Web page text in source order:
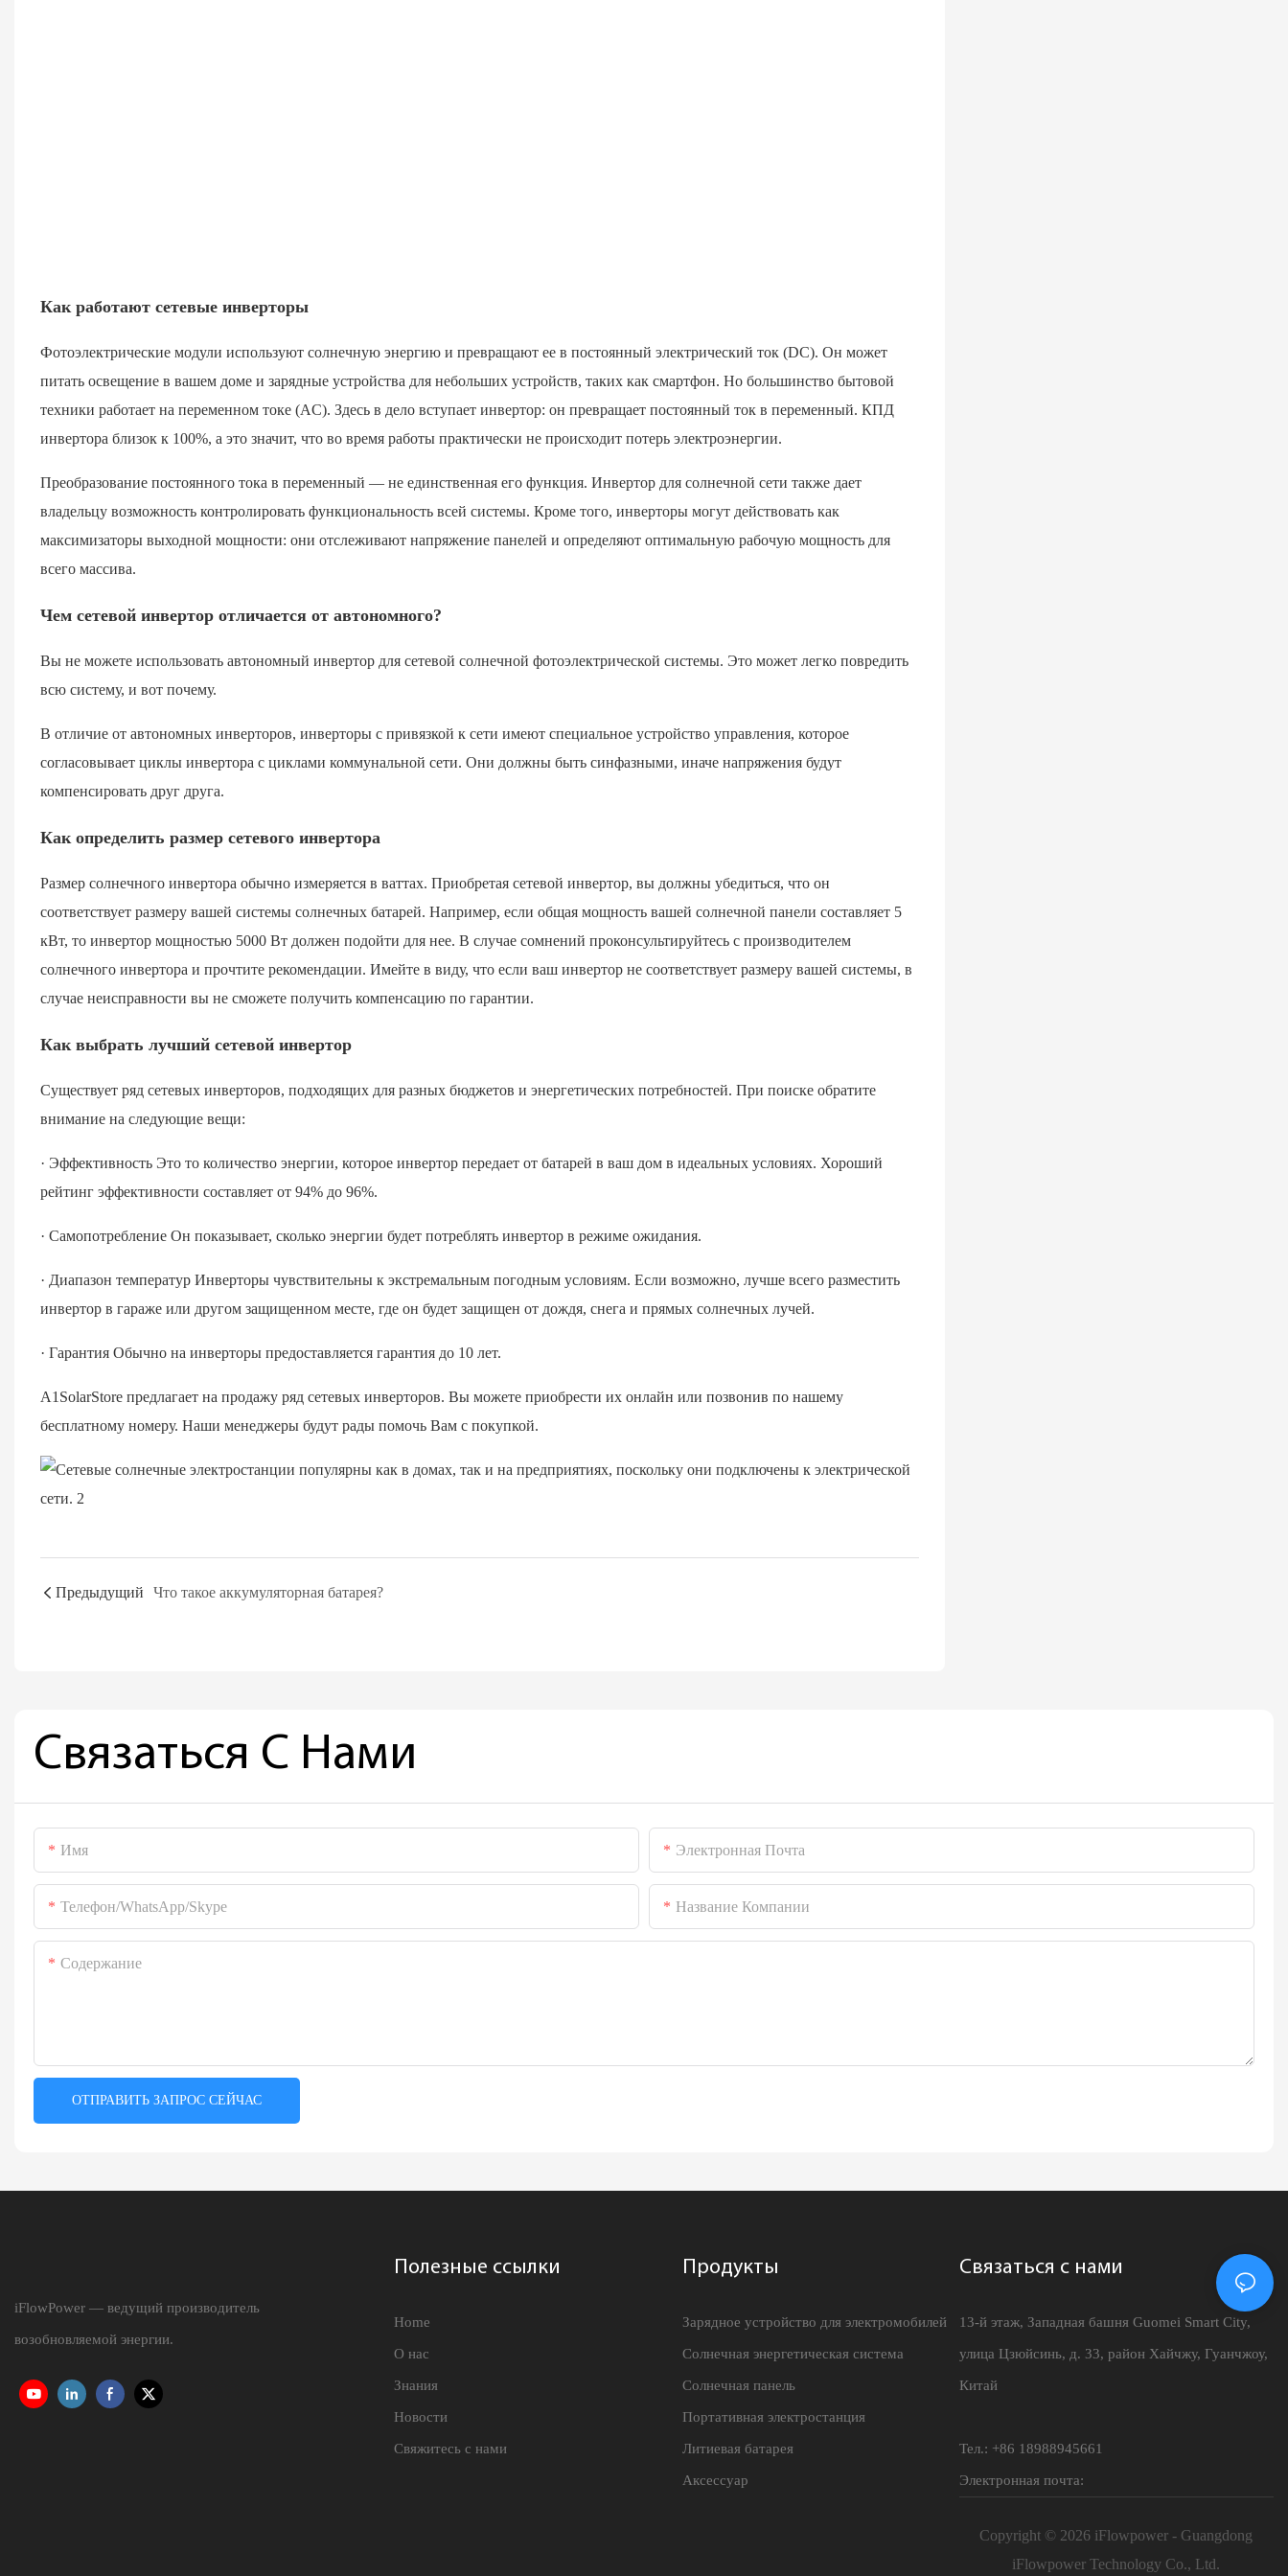
Как работают сетевые инверторы
Фотоэлектрические модули используют солнечную энергию и превращают ее в постоянный электрический ток (DC). Он может
питать освещение в вашем доме и зарядные устройства для небольших устройств, таких как смартфон. Но большинство бытовой
техники работает на переменном токе (AC). Здесь в дело вступает инвертор: он превращает постоянный ток в переменный. КПД
инвертора близок к 100%, а это значит, что во время работы практически не происходит потерь электроэнергии.
Преобразование постоянного тока в переменный — не единственная его функция. Инвертор для солнечной сети также дает
владельцу возможность контролировать функциональность всей системы. Кроме того, инверторы могут действовать как
максимизаторы выходной мощности: они отслеживают напряжение панелей и определяют оптимальную рабочую мощность для
всего массива.
Чем сетевой инвертор отличается от автономного?
Вы не можете использовать автономный инвертор для сетевой солнечной фотоэлектрической системы. Это может легко повредить
всю систему, и вот почему.
В отличие от автономных инверторов, инверторы с привязкой к сети имеют специальное устройство управления, которое
согласовывает циклы инвертора с циклами коммунальной сети. Они должны быть синфазными, иначе напряжения будут
компенсировать друг друга.
Как определить размер сетевого инвертора
Размер солнечного инвертора обычно измеряется в ваттах. Приобретая сетевой инвертор, вы должны убедиться, что он
соответствует размеру вашей системы солнечных батарей. Например, если общая мощность вашей солнечной панели составляет 5
кВт, то инвертор мощностью 5000 Вт должен подойти для нее. В случае сомнений проконсультируйтесь с производителем
солнечного инвертора и прочтите рекомендации. Имейте в виду, что если ваш инвертор не соответствует размеру вашей системы, в
случае неисправности вы не сможете получить компенсацию по гарантии.
Как выбрать лучший сетевой инвертор
Существует ряд сетевых инверторов, подходящих для разных бюджетов и энергетических потребностей. При поиске обратите
внимание на следующие вещи:
· Эффективность Это то количество энергии, которое инвертор передает от батарей в ваш дом в идеальных условиях. Хороший
рейтинг эффективности составляет от 94% до 96%.
· Самопотребление Он показывает, сколько энергии будет потреблять инвертор в режиме ожидания.
· Диапазон температур Инверторы чувствительны к экстремальным погодным условиям. Если возможно, лучше всего разместить
инвертор в гараже или другом защищенном месте, где он будет защищен от дождя, снега и прямых солнечных лучей.
· Гарантия Обычно на инверторы предоставляется гарантия до 10 лет.
A1SolarStore предлагает на продажу ряд сетевых инверторов. Вы можете приобрести их онлайн или позвонив по нашему
бесплатному номеру. Наши менеджеры будут рады помочь Вам с покупкой.
Предыдущий Что такое аккумуляторная батарея?
Связаться С Нами
Имя Электронная Почта
Телефон/WhatsApp/Skype Название Компании
Содержание
ОТПРАВИТЬ ЗАПРОС СЕЙЧАС
iFlowPower — ведущий производитель
возобновляемой энергии.
Полезные ссылки
Home
О нас
Знания
Новости
Свяжитесь с нами
Продукты
Зарядное устройство для электромобилей
Солнечная энергетическая система
Солнечная панель
Портативная электростанция
Литиевая батарея
Аксессуар
Связаться с нами
13-й этаж, Западная башня Guomei Smart City,
улица Цзюйсинь, д. 33, район Хайчжу, Гуанчжоу,
Китай
Тел.: +86 18988945661
Электронная почта:
Copyright © 2026 iFlowpower - Guangdong
iFlowpower Technology Co., Ltd.